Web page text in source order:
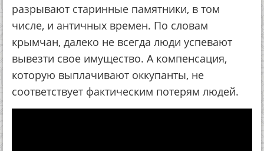
разрывают старинные памятники, в том
числе, и античных времен. По словам
крымчан, далеко не всегда люди успевают
вывезти свое имущество. А компенсация,
которую выплачивают оккупанты, не
соответствует фактическим потерям людей.